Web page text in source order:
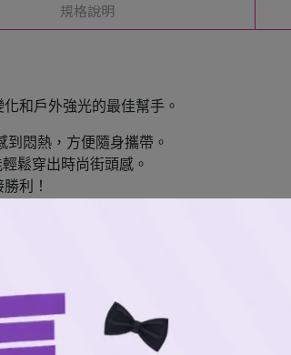
規格說明
和戶外強光的最佳幫手。
悶熱，方便隨身攜帶。
鬆穿出時尚街頭感。
利！